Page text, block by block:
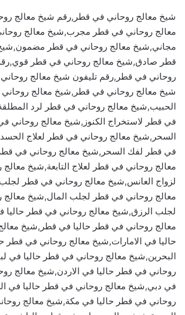
شيخ معالج روحاني في قطر,رقم شيخ معالج
معالج روحاني في قطر مجرب,شيخ معالج
مجاني,شيخ معالج روحاني في قطر
قطر صادق,شيخ معالج روحاني في قطر
روحاني في قطر,رقم تليفون شيخ معالج
شيخ معالج روحاني في قطر,شيخ معالج
الحبيب,شيخ معالج روحاني في قطر لرد
في قطر لاستخراج الكنوز,شيخ معالج روحاني
السحر,شيخ معالج روحاني في قطر لعلاج
في قطر لفك السحر,شيخ معالج روحاني في
معالج روحاني في قطر لعلاج التابعة,شيخ
لزواج العانس,شيخ معالج روحاني في قطر
معالج روحاني في قطر لجلب المال,شيخ معالج
لجلب الرزق,شيخ معالج روحاني في قطر حاليا
معالج روحاني في قطر حاليا في قطر,شيخ
حاليا في الامارات,شيخ معالج روحاني في قطر
البحرين,شيخ معالج روحاني في قطر حاليا في
روحاني في قطر حاليا في الاردن,شيخ معالج
في دبي,شيخ معالج روحاني في قطر حاليا في
روحاني في قطر حاليا في مكة,شيخ معالج